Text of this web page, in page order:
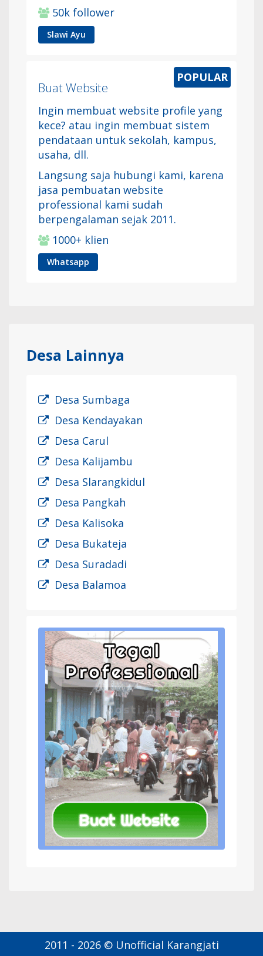
50k follower
Slawi Ayu
Buat Website
Ingin membuat website profile yang
kece? atau ingin membuat sistem
pendataan untuk sekolah, kampus,
usaha, dll.
Langsung saja hubungi kami, karena
jasa pembuatan website
professional kami sudah
berpengalaman sejak 2011.
1000+ klien
Whatsapp
Desa Lainnya
Desa Sumbaga
Desa Kendayakan
Desa Carul
Desa Kalijambu
Desa Slarangkidul
Desa Pangkah
Desa Kalisoka
Desa Bukateja
Desa Suradadi
Desa Balamoa
2011 - 2026 © Unofficial Karangjati